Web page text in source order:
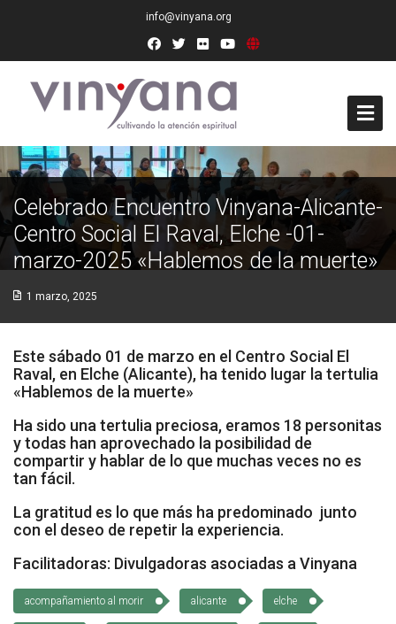
info@vinyana.org
Acceso
Conócenos
Socios Fundadores
Junta Directiva
Docentes
Socios Colaboradores
Formaciones
Nuestra propuesta de formación
Realizadas
Celebrado Encuentro Vinyana-Alicante-
Centro Social El Raval, Elche -01-
marzo-2025 «Hablemos de la muerte»
1 marzo, 2025
Este sábado 01 de marzo en el Centro Social El
Raval, en Elche (Alicante), ha tenido lugar la tertulia
«Hablemos de la muerte»
Ha sido una tertulia preciosa, eramos 18 personitas
y todas han aprovechado la posibilidad de
compartir y hablar de lo que muchas veces no es
tan fácil.
La gratitud es lo que más ha predominado junto
con el deseo de repetir la experiencia.
Facilitadoras: Divulgadoras asociadas a Vinyana
acompañamiento al morir alicante elche